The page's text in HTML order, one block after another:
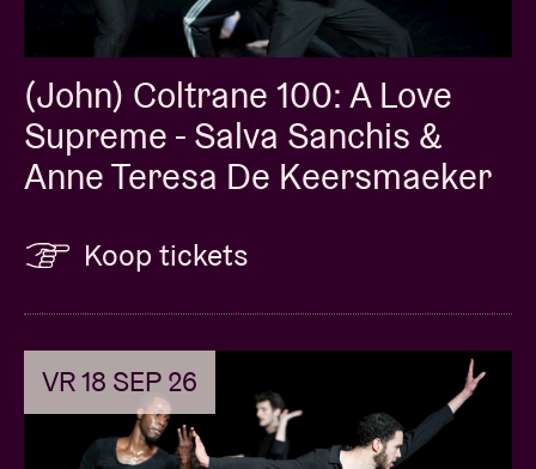
(John) Coltrane 100: A Love
Supreme - Salva Sanchis &
Anne Teresa De Keersmaeker
Koop tickets
VR 18 SEP 26